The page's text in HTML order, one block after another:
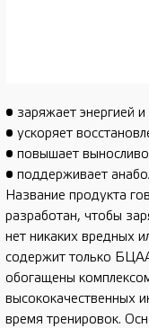
• заряжает энергией
• ускоряет
• повышает
• поддерживает
Название продукта
разработан, чтобы
нет никаких вредных
содержит только
обогащены
высококачественных
время тренировок.